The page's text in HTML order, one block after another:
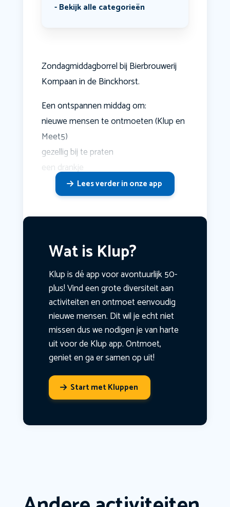
Bekijk alle categorieën
Zondagmiddagborrel bij Bierbrouwerij
Kompaan in de Binckhorst.
Een ontspannen middag om:
nieuwe mensen te ontmoeten (Klup en
Meet5)
gezellig bij te praten
een drankje
Lees verder in onze app
Wat is Klup?
Klup is dé app voor avontuurlijk 50-
plus! Vind een grote diversiteit aan
activiteiten en ontmoet eenvoudig
nieuwe mensen. Dit wil je echt niet
missen dus we nodigen je van harte
uit voor de Klup app. Ontmoet,
geniet en ga er samen op uit!
Start met Kluppen